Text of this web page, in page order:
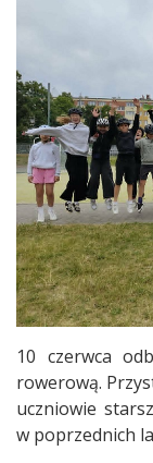
10 czerwca
rowerową.
uczniowie
w poprzednich